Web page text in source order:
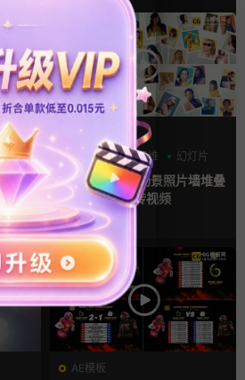
画
卡
AE模板
LOGO动画
三维 幻灯片
ae相册模板 多场景照片墙堆叠
画廊幻灯片宣传视频
1天前
AE模板